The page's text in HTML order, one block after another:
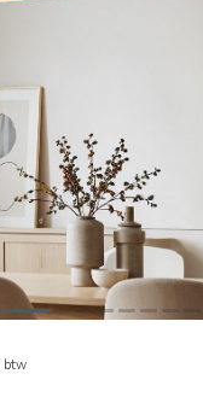
btw